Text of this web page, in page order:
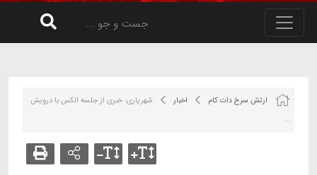
ارتش سرخ دات کام اخبار
شهریاری: خبری از جلسه الکس با درویش
...